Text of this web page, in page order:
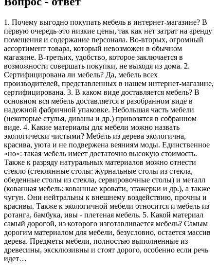
1. Почему выгодно покупать мебель в интернет-магазине? В
первую очередь-это низкие цены, так как нет затрат на аренду
помещения и содержание персонала. Во-вторых, огромный
ассортимент товара, который невозможен в обычном
магазине. В-третьих, удобство, которое заключается в
возможности совершать покупки, не выходя из дома. 2.
Сертифицирована ли мебель? Да, мебель всех
производителей, представленных в нашем интернет-магазине,
сертифицирована. 3. В каком виде доставляется мебель? В
основном вся мебель доставляется в разобранном виде в
надежной фабричной упаковке. Небольшая часть мебели
(некоторые стулья, диваны и др.) привозятся в собранном
виде. 4. Какие материалы для мебели можно назвать
экологически чистыми? Мебель из дерева экологична,
красива, уюта и не подвержена веяниям моды. Единственное
«но»: такая мебель имеет достаточно высокую стоимость.
Также к разряду натуральных материалов можно отнести
стекло (стеклянные столы: журнальные столы из стекла,
обеденные столы из стекла, сервировочные столы) и металл
(кованная мебель: кованные кровати, этажерки и др.), а также
чугун. Они нейтральны к внешнему воздействию, прочны и
красивы. Также к экологичной мебели относится и мебель из
ротанга, бамбука, ивы - плетеная мебель. 5. Какой материал
самый дорогой, из которого изготавливается мебель? Самым
дорогим материалом для мебели, безусловно, остается массив
дерева. Предметы мебели, полностью выполненные из
древесины, эксклюзивны и стоят дорого, особенно если речь
идет…